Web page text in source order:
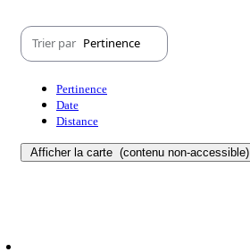
Trier par Pertinence
Pertinence
Date
Distance
Afficher la carte (contenu non-accessible)